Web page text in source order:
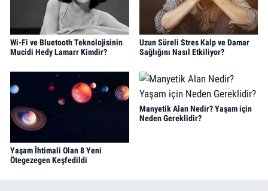
Wi-Fi ve Bluetooth Teknolojisinin
Mucidi Hedy Lamarr Kimdir?
Uzun Süreli Stres Kalp ve Damar
Sağlığını Nasıl Etkiliyor?
Yaşam İhtimali Olan 8 Yeni
Ötegezegen Keşfedildi
Manyetik Alan Nedir? Yaşam için
Neden Gereklidir?